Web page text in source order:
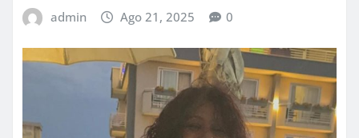
admin Ago 21, 2025 0